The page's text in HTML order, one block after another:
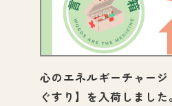
心のエネルギーチャー
ぐすり】を入荷しまし